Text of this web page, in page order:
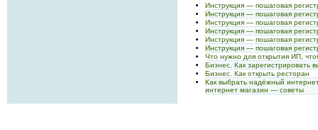
Инструкция — пошаговая
Инструкция — пошаговая
Инструкция — пошаговая
Инструкция — пошаговая
Инструкция — пошаговая
Инструкция — пошаговая
Что нужно для открытия ИП,
Бизнес. Как зарегистрировать
Бизнес. Как открыть ресторан
Как выбрать надёжный
интернет магазин — советы